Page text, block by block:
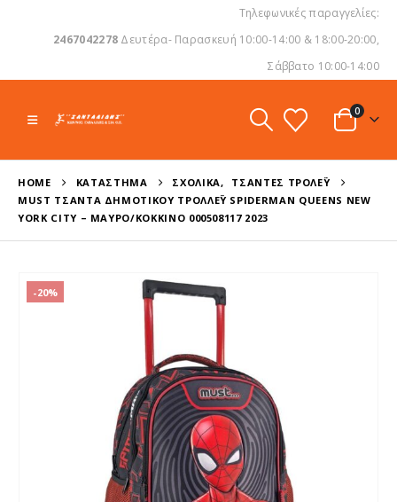
Τηλεφωνικές παραγγελίες:
2467042278 Δευτέρα- Παρασκευή 10:00-14:00 & 18:00-20:00,
Σάββατο 10:00-14:00
0
HOME ΚΑΤΆΣΤΗΜΑ ΣΧΟΛΙΚΆ,
ΤΣΆΝΤΕΣ ΤΡΌΛΕΫ
MUST ΤΣΆΝΤΑ ΔΗΜΟΤΙΚΟΎ ΤΡΌΛΛΕΫ SPIDERMAN QUEENS NEW
YORK CITY – ΜΑΎΡΟ/ΚΌΚΚΙΝΟ 000508117 2023
-20%